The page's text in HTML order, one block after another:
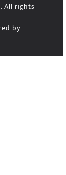
. All rights
by